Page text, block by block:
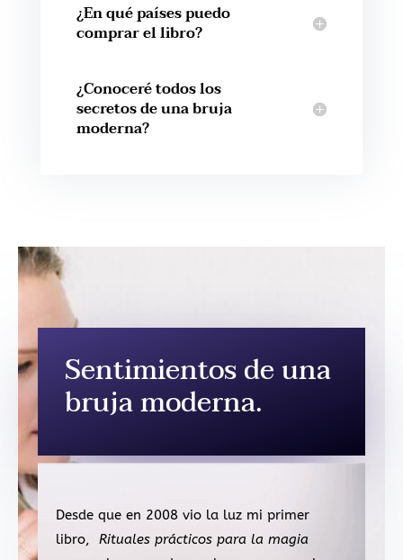
¿En qué países puedo
comprar el libro?
¿Conoceré todos los
secretos de una bruja
moderna?
Sentimientos de una
bruja moderna.
Desde que en 2008 vio la luz mi primer
libro,Rituales prácticos para la magia